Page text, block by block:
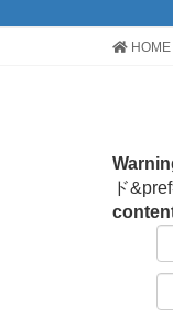
HOME
ド